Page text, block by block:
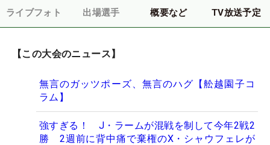
ライブフォト 出場選手 概要など TV放送予定
【この大会のニュース】
無言のガッツポーズ、無言のハグ【舩越園子コ
ラム】
強すぎる！ J・ラームが混戦を制して今年2戦2
勝 2週前に背中痛で棄権のX・シャウフェレが